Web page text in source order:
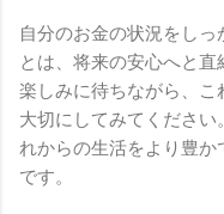
自分のお金の状況をし
とは、将来の安心へと
楽しみに待ちながら、
大切にしてみてください
れからの生活をより豊
です。